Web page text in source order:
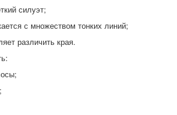
силуэт;
с множеством тонких линий;
различить края.